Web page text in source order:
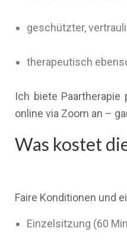
geschützter,
therapeutisch
Ich biete Paartherapie
online via Zoom an –
Was kostet
Faire Konditionen und
Einzelsitzung (60